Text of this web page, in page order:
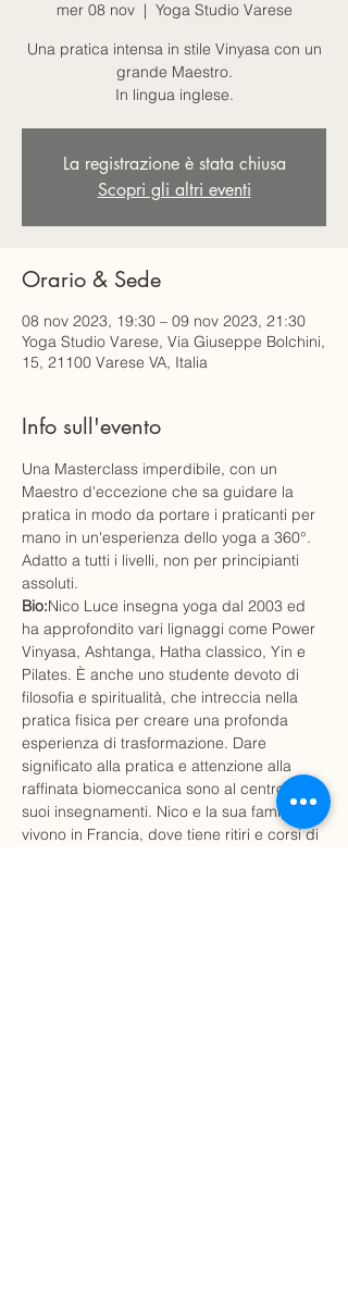
mer 08 nov
  |
Yoga Studio Varese
Una pratica intensa in stile Vinyasa con un
grande Maestro.
In lingua inglese.
La registrazione è stata chiusa
Scopri gli altri eventi
Orario & Sede
08 nov 2023, 19:30 – 09 nov 2023, 21:30
Yoga Studio Varese, Via Giuseppe Bolchini,
15, 21100 Varese VA, Italia
Info sull'evento
Una Masterclass imperdibile, con un
Maestro d'eccezione che sa guidare la
pratica in modo da portare i praticanti per
mano in un'esperienza dello yoga a 360°.
Adatto a tutti i livelli, non per principianti
assoluti.
Bio:Nico Luce insegna yoga dal 2003 ed
ha approfondito vari lignaggi come Power
Vinyasa, Ashtanga, Hatha classico, Yin e
Pilates. È anche uno studente devoto di
filosofia e spiritualità, che intreccia nella
pratica fisica per creare una profonda
esperienza di trasformazione. Dare
significato alla pratica e attenzione alla
raffinata biomeccanica sono al centro dei
suoi insegnamenti. Nico e la sua famiglia
vivono in Francia, dove tiene ritiri e corsi di